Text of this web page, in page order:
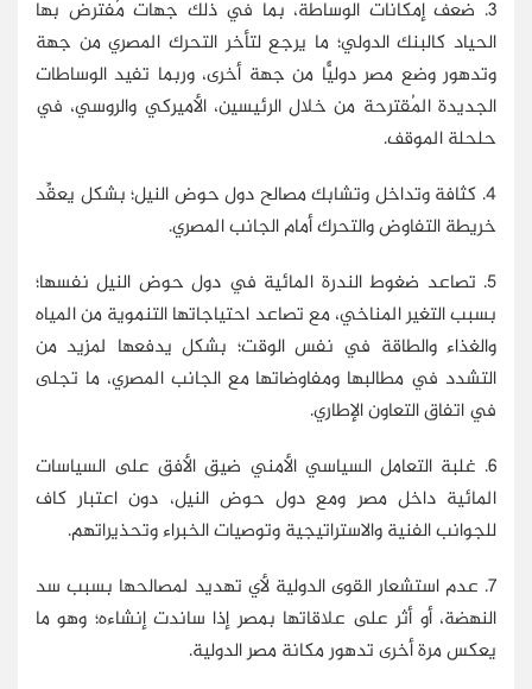
3. ضعف إمكانات الوساطة، بما في ذلك جهات مُفترض بها
الحياد كالبنك الدولي؛ ما يرجع لتأخر التحرك المصري من جهة
وتدهور وضع مصر دوليًّا من جهة أخرى، وربما تفيد الوساطات
الجديدة المُقترحة من خلال الرئيسين، الأميركي والروسي، في
حلحلة الموقف.
4. كثافة وتداخل وتشابك مصالح دول حوض النيل؛ بشكل يعقِّد
خريطة التفاوض والتحرك أمام الجانب المصري.
5. تصاعد ضغوط الندرة المائية في دول حوض النيل نفسها؛
بسبب التغير المناخي، مع تصاعد احتياجاتها التنموية من المياه
والغذاء والطاقة في نفس الوقت؛ بشكل يدفعها لمزيد من
التشدد في مطالبها ومفاوضاتها مع الجانب المصري، ما تجلى
في اتفاق التعاون الإطاري.
6. غلبة التعامل السياسي الأمني ضيق الأفق على السياسات
المائية داخل مصر ومع دول حوض النيل، دون اعتبار كاف
للجوانب الفنية والاستراتيجية وتوصيات الخبراء وتحذيراتهم.
7. عدم استشعار القوى الدولية لأي تهديد لمصالحها بسبب سد
النهضة، أو أثر على علاقاتها بمصر إذا ساندت إنشاءه؛ وهو ما
يعكس مرة أخرى تدهور مكانة مصر الدولية.